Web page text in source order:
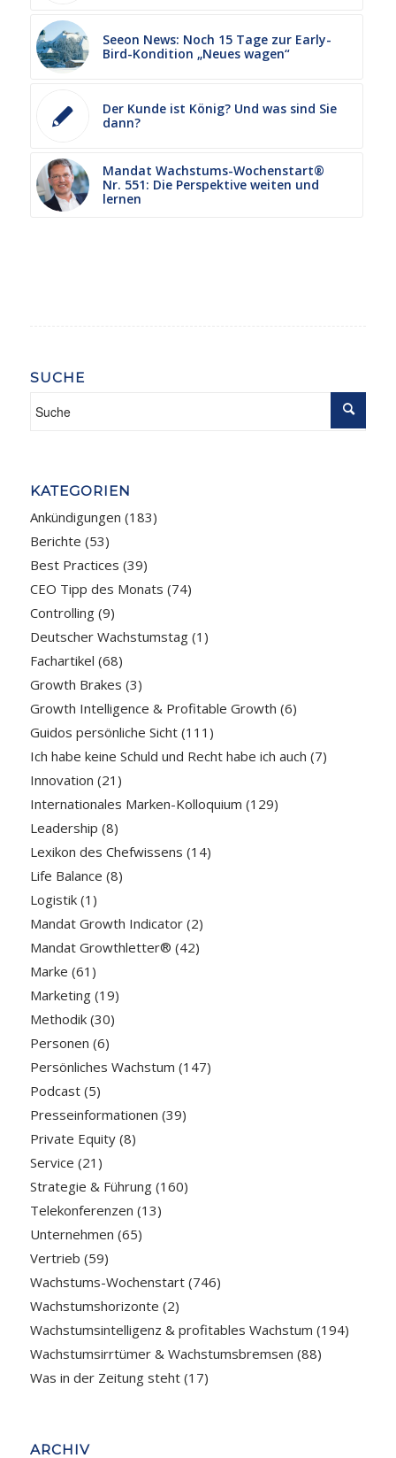
Seeon News: Noch 15 Tage zur Early-
Bird-Kondition „Neues wagen“
Der Kunde ist König? Und was sind Sie
dann?
Mandat Wachstums-Wochenstart®
Nr. 551: Die Perspektive weiten und
lernen
SUCHE
KATEGORIEN
Ankündigungen (183)
Berichte (53)
Best Practices (39)
CEO Tipp des Monats (74)
Controlling(9)
Deutscher Wachstumstag(1)
Fachartikel (68)
Growth Brakes (3)
Growth Intelligence & Profitable Growth (6)
Guidos persönliche Sicht(111)
Ich habe keine Schuld und Recht habe ich auch (7)
Innovation (21)
Internationales Marken-Kolloquium (129)
Leadership (8)
Lexikon des Chefwissens (14)
Life Balance (8)
Logistik(1)
Mandat Growth Indicator(2)
Mandat Growthletter® (42)
Marke (61)
Marketing(19)
Methodik(30)
Personen (6)
Persönliches Wachstum (147)
Podcast(5)
Presseinformationen (39)
Private Equity(8)
Service (21)
Strategie & Führung(160)
Telekonferenzen (13)
Unternehmen (65)
Vertrieb (59)
Wachstums-Wochenstart(746)
Wachstumshorizonte (2)
Wachstumsintelligenz & profitables Wachstum (194)
Wachstumsirrtümer & Wachstumsbremsen (88)
Was in der Zeitung steht(17)
ARCHIV